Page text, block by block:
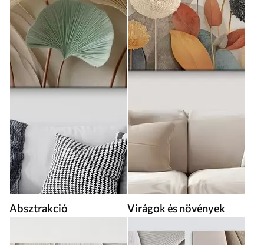
Absztrakció Virágok és növények